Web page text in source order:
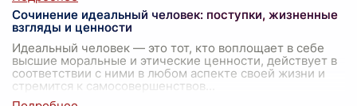
Сочинение идеальный человек: поступки, жизненные
взгляды и ценности
Идеальный человек — это тот, кто воплощает в себе
высшие моральные и этические ценности, действует в
соответствии с ними в любом аспекте своей жизни и
стремится к самосовершенствов